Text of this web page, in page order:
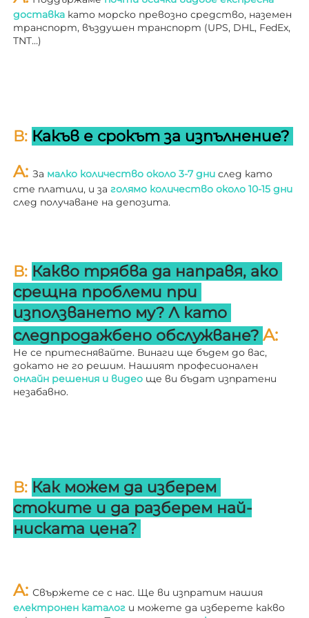
доставка като морско превозно средство, наземен
транспорт, въздушен транспорт (UPS, DHL, FedEx,
TNT…)
В: Какъв е срокът за изпълнение?
A: За малко количество около 3-7 дни след като
сте платили, и за
след получаване на депозита.
В: Какво трябва да направя, ако
срещна проблеми при
използването му? Л като
следпродажбено обслужване?
Не се притеснявайте. Винаги ще бъдем до вас,
онлайн решения и видео ще ви бъдат изпратени
незабавно.
В: Как можем да изберем
стоките и да разберем най-
ниската цена?
A:
електронен каталог и можете да изберете какво